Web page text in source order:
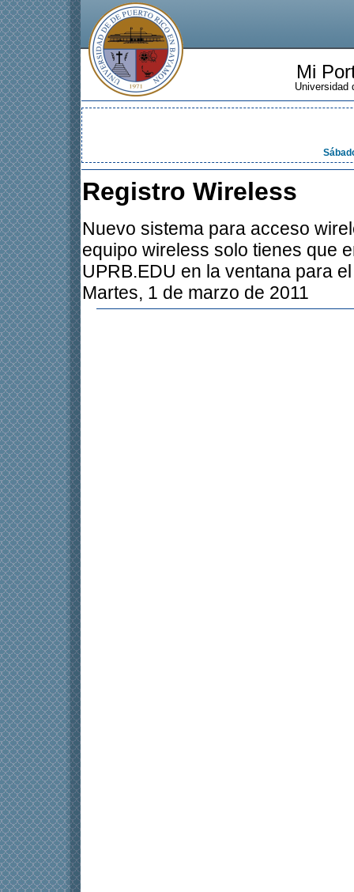
Mi
Universidad
Registro Wireless
Nuevo sistema para acceso
equipo wireless solo tienes que
UPRB.EDU en la ventana para
Martes, 1 de marzo de 2011